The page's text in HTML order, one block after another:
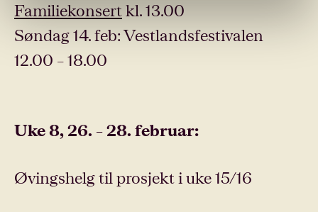
Familiekonsert kl. 13.00
Søndag 14. feb: Vestlandsfestivalen
12.00 – 18.00
Uke 8, 26. – 28. februar:
Øvingshelg til prosjekt i uke 15/16